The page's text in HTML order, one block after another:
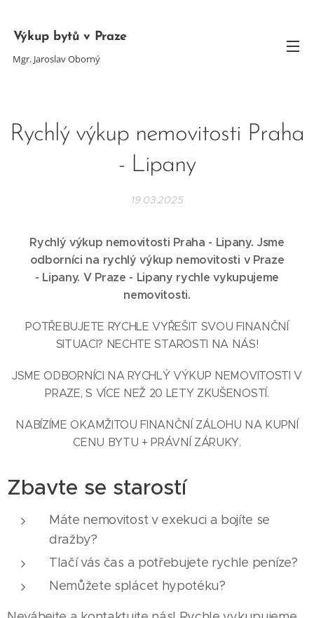
Výkup bytů v Praze
Mgr. Jaroslav Oborný
Rychlý výkup nemovitosti Praha
- Lipany
19.03.2025
Rychlý výkup nemovitosti Praha - Lipany. Jsme
odborníci na rychlý výkup nemovitosti v Praze
- Lipany. V Praze - Lipany rychle vykupujeme
nemovitosti.
POTŘEBUJETE RYCHLE VYŘEŠIT SVOU FINANČNÍ
SITUACI? NECHTE STAROSTI NA NÁS!
JSME ODBORNÍCI NA RYCHLÝ VÝKUP NEMOVITOSTI V
PRAZE, S VÍCE NEŽ 20 LETY ZKUŠENOSTÍ.
NABÍZÍME OKAMŽITOU FINANČNÍ ZÁLOHU NA KUPNÍ
CENU BYTU + PRÁVNÍ ZÁRUKY.
Zbavte se starostí
Máte nemovitost v exekuci a bojíte se
dražby?
Tlačí vás čas a potřebujete rychle peníze?
Nemůžete splácet hypotéku?